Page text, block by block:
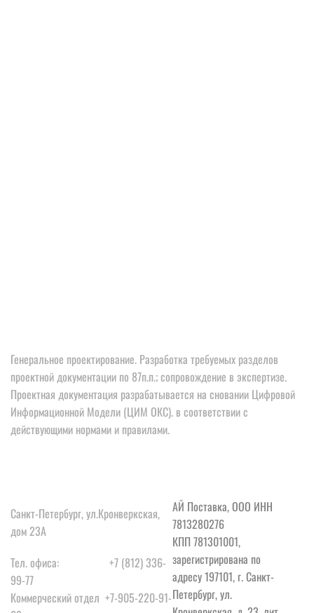
Генеральное проектирование. Разработка требуемых разделов
проектной документации по 87п.п.; сопровождение в экспертизе.
Проектная документация разрабатывается на сновании Цифровой
Информационной Модели (ЦИМ ОКС). в соответствии с
действующими нормами и правилами.
Санкт-Петербург, ул.Кронверкская,
дом 23А
Тел. офиса:                  +7 (812) 336-
99-77
Коммерческий отдел  +7-905-220-91-
АЙ Поставка, ООО ИНН
7813280276
КПП 781301001,
зарегистрирована по
адресу 197101, г. Санкт-
Петербург, ул.